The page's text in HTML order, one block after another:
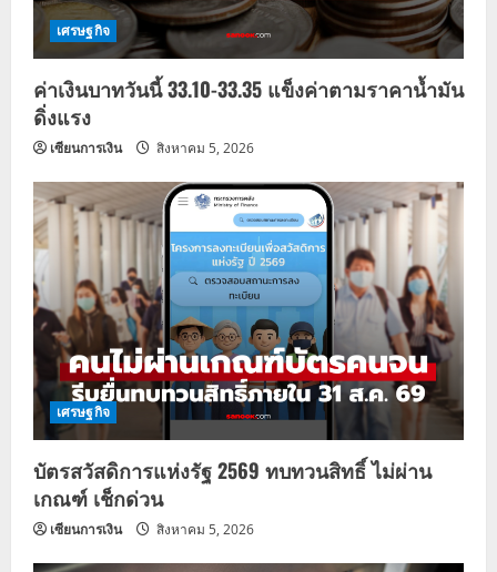
เศรษฐกิจ
ค่าเงินบาทวันนี้ 33.10-33.35 แข็งค่าตามราคาน้ำมัน
ดิ่งแรง
เซียนการเงิน สิงหาคม 5, 2026
เศรษฐกิจ
บัตรสวัสดิการแห่งรัฐ 2569 ทบทวนสิทธิ์ ไม่ผ่าน
เกณฑ์ เช็กด่วน
เซียนการเงิน สิงหาคม 5, 2026